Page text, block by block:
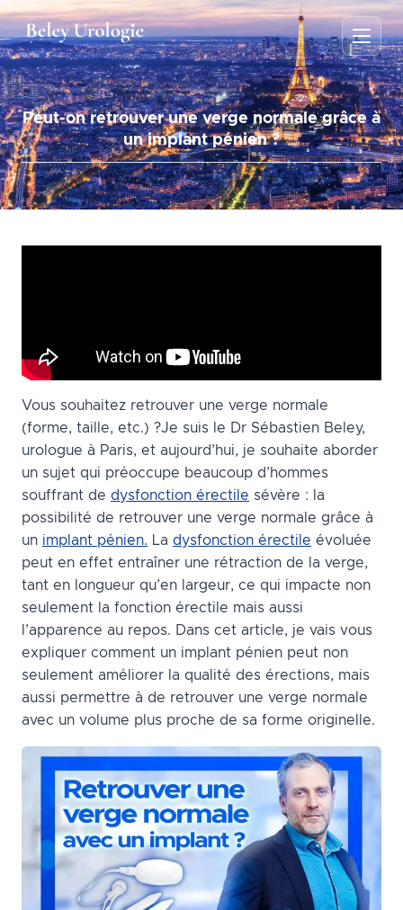
Peut-on retrouver une verge normale grâce à
un implant pénien ?
Vous souhaitez retrouver une verge normale
(forme, taille, etc.) ?Je suis le Dr Sébastien Beley,
urologue à Paris, et aujourd’hui, je souhaite aborder
un sujet qui préoccupe beaucoup d’hommes
souffrant de dysfonction érectile sévère : la
possibilité de retrouver une verge normale grâce à
un implant pénien. La dysfonction érectile évoluée
peut en effet entraîner une rétraction de la verge,
tant en longueur qu’en largeur, ce qui impacte non
seulement la fonction érectile mais aussi
l’apparence au repos. Dans cet article, je vais vous
expliquer comment un implant pénien peut non
seulement améliorer la qualité des érections, mais
aussi permettre à de retrouver une verge normale
avec un volume plus proche de sa forme originelle.